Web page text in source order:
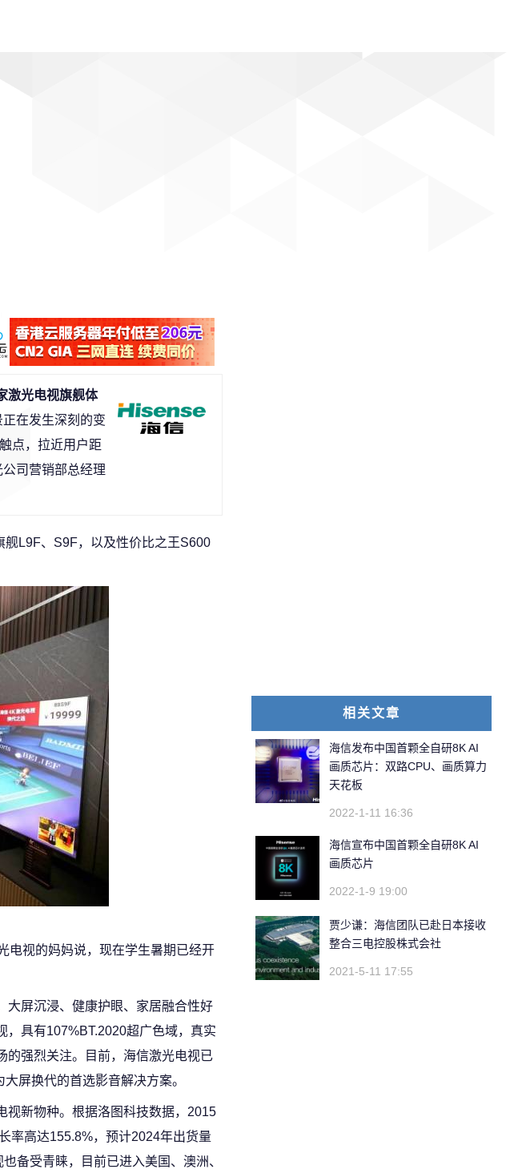
激光电视旗舰体
在发生深刻的变
点，拉近用户距
司营销部总经理
L9F、S9F，以及性价比之王S600
电视的妈妈说，现在学生暑期已经开
大屏沉浸、健康护眼、家居融合性好
具有107%BT.2020超广色域，真实
的强烈关注。目前，海信激光电视已
屏换代的首选影音解决方案。
视新物种。根据洛图科技数据，2015
率高达155.8%，预计2024年出货量
备受青睐，目前已进入美国、澳洲、
相关文章
海信发布中国首颗全自研8K AI
画质芯片：双路CPU、画质算力
天花板
2022-1-11 16:36
海信宣布中国首颗全自研8K AI
画质芯片
2022-1-9 19:00
贾少谦：海信团队已赴日本接收
整合三电控股株式会社
2021-5-11 17:55